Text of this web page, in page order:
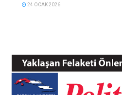
24 OCAK 2026